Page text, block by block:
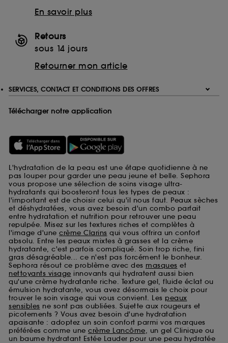
En savoir plus
Retours
sous 14 jours
Retourner mon article
SERVICES, CONTACT ET CONDITIONS DES OFFRES
Télécharger notre application
L'hydratation de la peau est une étape quotidienne à ne
pas louper pour garder une peau jeune et belle. Sephora
vous propose une sélection de soins visage ultra-
hydratants qui boosteront tous les types de peaux :
l'important est de choisir celui qu'il nous faut. Peaux sèches
et déshydratées, vous avez besoin d'un combo parfait
entre hydratation et nutrition pour retrouver une peau
repulpée. Misez sur les textures riches et complètes à
l'image d'une crème Clarins qui vous offrira un confort
absolu. Entre les peaux mixtes à grasses et la crème
hydratante, c'est parfois compliqué. Soin trop riche, fini
gras désagréable... ce n'est pas forcément le bonheur.
Sephora résout ce problème avec des masques et
nettoyants visage innovants qui hydratent aussi bien
qu'une crème hydratante riche. Texture gel, fluide éclat ou
émulsion hydratante, vous avez désormais le choix pour
trouver le soin visage qui vous convient. Les peaux
sensibles ne sont pas oubliées. Sujette aux rougeurs et
picotements ? Vous avez besoin d'une hydratation
apaisante : adoptez un soin confort parmi vos marques
préférées comme une crème Lancôme, un gel Clinique ou
un baume hydratant Estée Lauder pour une peau hydratée